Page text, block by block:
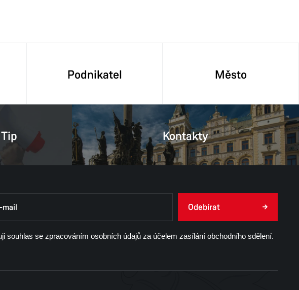
Podnikatel Město
Kontakty
Odebírat
souhlas se zpracováním osobních údajů za účelem zasílání obchodního sdělení.